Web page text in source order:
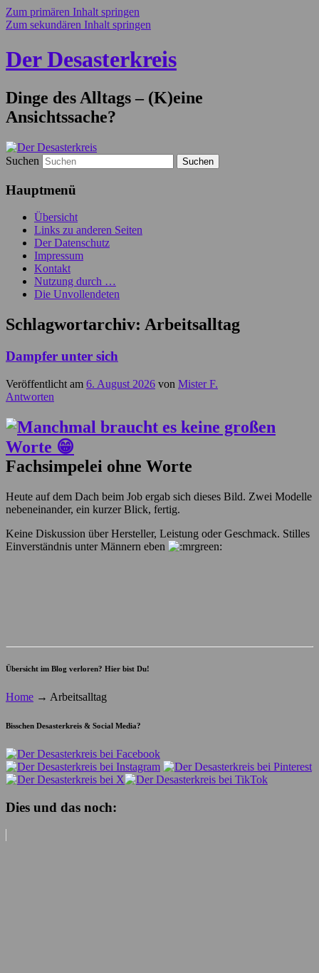
Zum primären Inhalt springen
Zum sekundären Inhalt springen
Der Desasterkreis
Dinge des Alltags – (K)eine
Ansichtssache?
Suchen
Hauptmenü
Übersicht
Links zu anderen Seiten
Der Datenschutz
Impressum
Kontakt
Nutzung durch …
Die Unvollendeten
Schlagwortarchiv: Arbeitsalltag
Dampfer unter sich
Veröffentlicht am 6. August 2026 von Mister F.
Antworten
Fachsimpelei ohne Worte
Heute auf dem Dach beim Job ergab sich dieses Bild. Zwei Modelle
nebeneinander, ein kurzer Blick, fertig.
Keine Diskussion über Hersteller, Leistung oder Geschmack. Stilles
Einverständnis unter Männern eben
Übersicht im Blog verloren? Hier bist Du!
Home → Arbeitsalltag
Bisschen Desasterkreis & Social Media?
Dies und das noch: